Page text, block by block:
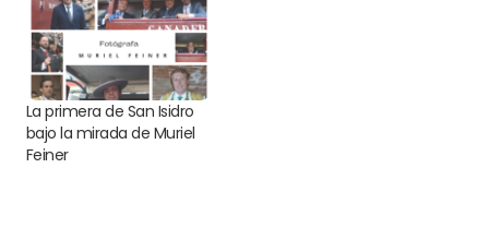
La primera de San Isidro
bajo la mirada de Muriel
Feiner